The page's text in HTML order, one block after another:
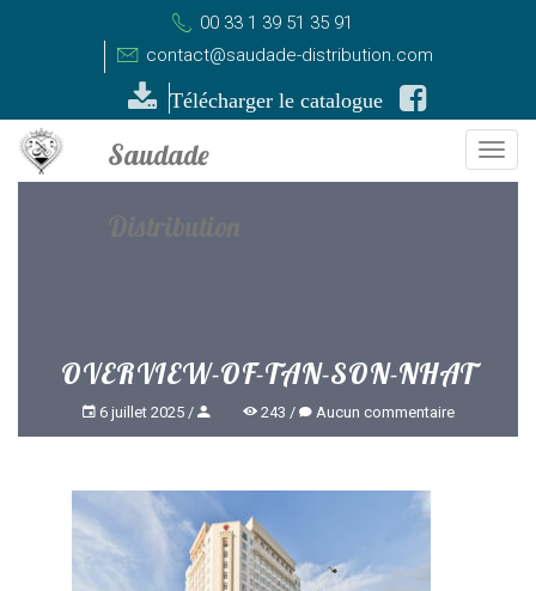
00 33 1 39 51 35 91
contact@saudade-distribution.com
Télécharger le catalogue
OVERVIEW-OF-TAN-SON-NHAT
6 juillet 2025 243 Aucun commentaire